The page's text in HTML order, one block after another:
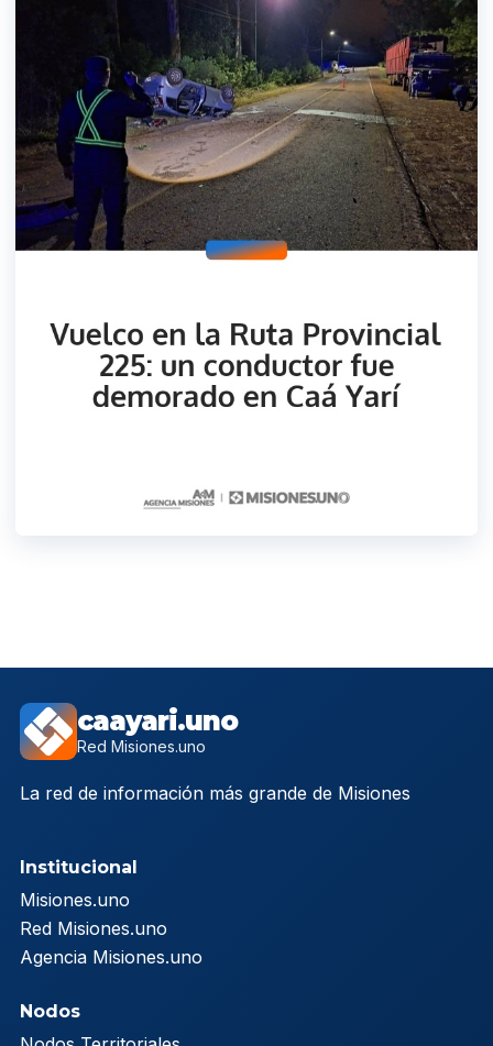
caayari.uno
Red Misiones.uno
La red de información más grande de Misiones
Institucional
Misiones.uno
Red Misiones.uno
Agencia Misiones.uno
Nodos